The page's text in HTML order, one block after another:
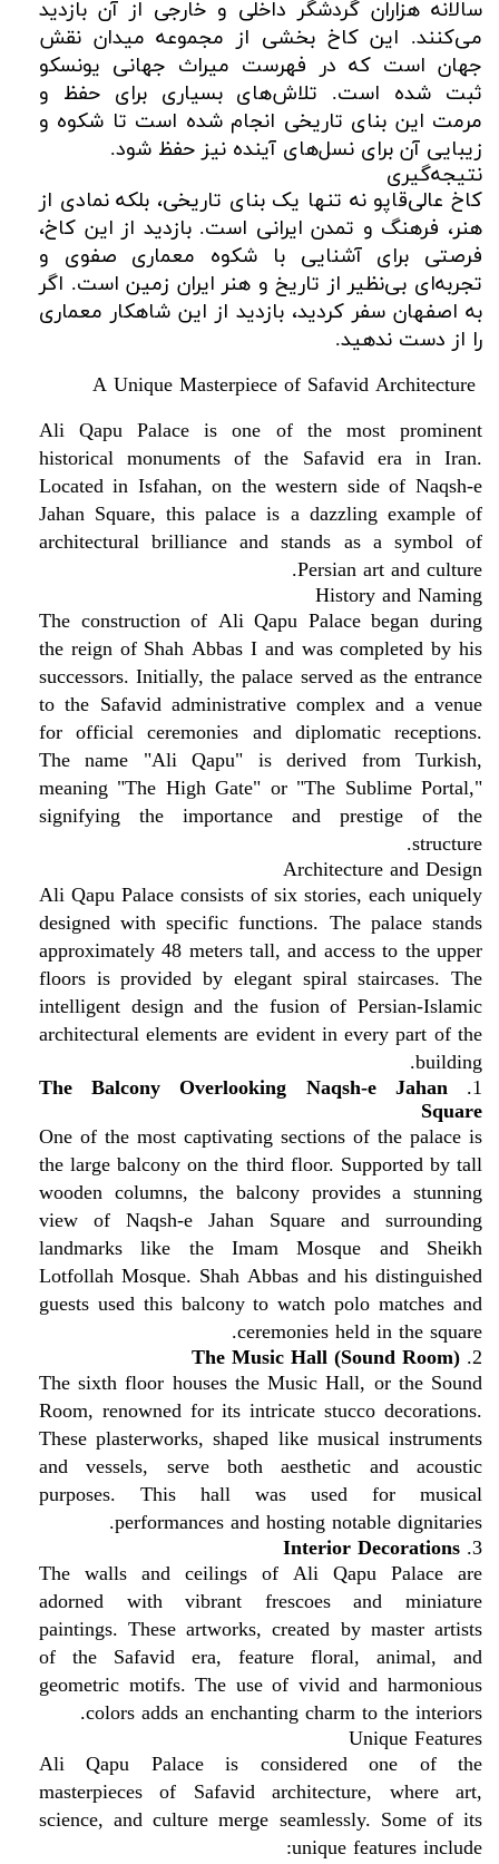
سالانه هزاران گردشگر داخلی و خارجی از آن بازدید
می‌کنند. این کاخ بخشی از مجموعه میدان نقش
جهان است که در فهرست میراث جهانی یونسکو
ثبت شده است. تلاش‌های بسیاری برای حفظ و
مرمت این بنای تاریخی انجام شده است تا شکوه و
زیبایی آن برای نسل‌های آینده نیز حفظ شود.
نتیجه‌گیری
کاخ عالی‌قاپو نه تنها یک بنای تاریخی، بلکه نمادی از
هنر، فرهنگ و تمدن ایرانی است. بازدید از این کاخ،
فرصتی برای آشنایی با شکوه معماری صفوی و
تجربه‌ای بی‌نظیر از تاریخ و هنر ایران زمین است. اگر
به اصفهان سفر کردید، بازدید از این شاهکار معماری
را از دست ندهید.
Ali Qapu Palace is one of the most prominent
historical monuments of the Safavid era in Iran.
Located in Isfahan, on the western side of Naqsh-e
Jahan Square, this palace is a dazzling example of
architectural brilliance and stands as a symbol of
Persian art and culture.
History and Naming
The construction of Ali Qapu Palace began during
the reign of Shah Abbas I and was completed by his
successors. Initially, the palace served as the entrance
to the Safavid administrative complex and a venue
for official ceremonies and diplomatic receptions.
The name "Ali Qapu" is derived from Turkish,
meaning "The High Gate" or "The Sublime Portal,"
signifying the importance and prestige of the
structure.
Architecture and Design
Ali Qapu Palace consists of six stories, each uniquely
designed with specific functions. The palace stands
approximately 48 meters tall, and access to the upper
floors is provided by elegant spiral staircases. The
intelligent design and the fusion of Persian-Islamic
architectural elements are evident in every part of the
building.
1.
The Balcony Overlooking Naqsh-e Jahan
Square
One of the most captivating sections of the palace is
the large balcony on the third floor. Supported by tall
wooden columns, the balcony provides a stunning
view of Naqsh-e Jahan Square and surrounding
landmarks like the Imam Mosque and Sheikh
Lotfollah Mosque. Shah Abbas and his distinguished
guests used this balcony to watch polo matches and
ceremonies held in the square.
2.
The Music Hall (Sound Room)
The sixth floor houses the Music Hall, or the Sound
Room, renowned for its intricate stucco decorations.
These plasterworks, shaped like musical instruments
and vessels, serve both aesthetic and acoustic
purposes. This hall was used for musical
performances and hosting notable dignitaries.
3.
Interior Decorations
The walls and ceilings of Ali Qapu Palace are
adorned with vibrant frescoes and miniature
paintings. These artworks, created by master artists
of the Safavid era, feature floral, animal, and
geometric motifs. The use of vivid and harmonious
colors adds an enchanting charm to the interiors.
Unique Features
Ali Qapu Palace is considered one of the
masterpieces of Safavid architecture, where art,
science, and culture merge seamlessly. Some of its
unique features include: